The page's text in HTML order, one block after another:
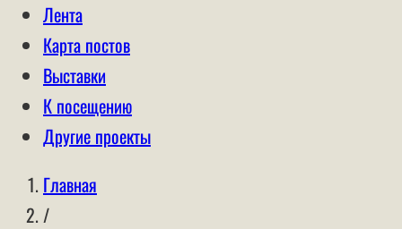
Лента
Карта постов
Выставки
К посещению
Другие проекты
Главная
/